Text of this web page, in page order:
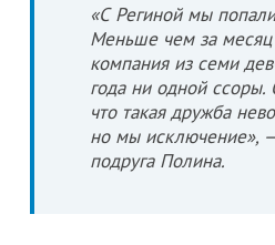
«С Региной мы
Меньше чем за месяц
компания из семи
года ни одной ссоры.
что такая дружба
но мы исключение»,
подруга Полина.